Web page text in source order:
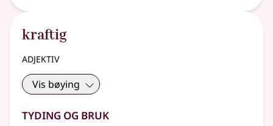
kraftig
adjektiv
Vis bøying
Tyding og bruk